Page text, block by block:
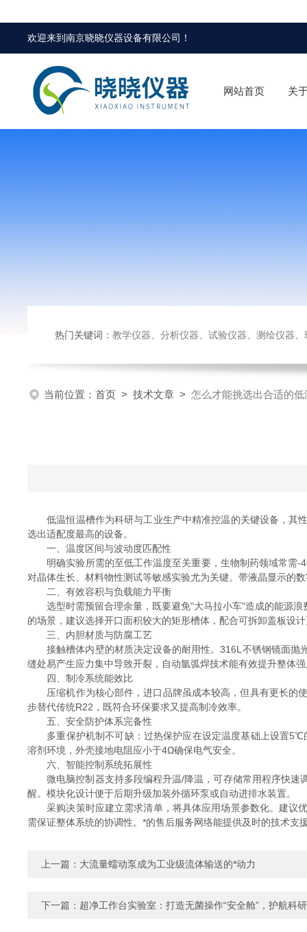
欢迎来到南京晓晓仪器设备有限公司 ！
网站首页 关
热门关键词： 教学仪器、分析仪器、试验仪器、测绘仪器、玻璃仪
当前位置： 首页 > 技术文章 > 怎么才能挑选出合适的低
低温恒温槽作为科研与工业生产中精准控温的关键设备，其性
选出适配度最高的设备。
一、温度区间与波动度匹配性
明确实验所需的至低工作温度至关重要，生物制药领域常需-
对晶体生长、材料物性测试等敏感实验尤为关键。带液晶显示的
二、有效容积与负载能力平衡
选型时需预留合理余量，既要避免"大马拉小车"造成的能源浪
的场景，建议选择开口面积较大的矩形槽体，配合可拆卸盖板设
三、内胆材质与防腐工艺
接触槽体内壁的材质决定设备的耐用性。316L不锈钢镜面抛
缝处易产生应力集中导致开裂，自动氩弧焊技术能有效提升整体
四、制冷系统能效比
压缩机作为核心部件，进口品牌虽成本较高，但具有更长的使
步替代传统R22，既符合环保要求又提高制冷效率。
五、安全防护体系完备性
多重保护机制不可缺：过热保护应在设定温度基础上设置5℃
溶剂环境，外壳接地电阻应小于4Ω确保电气安全。
六、智能控制系统拓展性
微电脑控制器支持多段编程升温/降温，可存储常用程序快速
醒。模块化设计便于后期升级加装外循环泵或自动进排水装置。
采购决策时应建立需求清单，将具体应用场景参数化。建议优
需保证整体系统的协调性。*的售后服务网络能提供及时的技术支
上一篇： 大流量蠕动泵成为工业级流体输送的*动力
下一篇： 超净工作台实验室：打造无菌操作“安全舱”，护航科